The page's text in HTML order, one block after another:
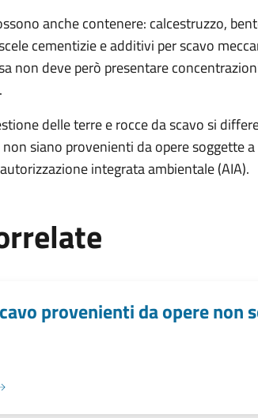
anche contenere: calcestruzzo,
cementizie e additivi per scavo
non deve però presentare
delle terre e rocce da scavo si
siano provenienti da opere soggette
integrata ambientale (AIA).
provenienti da opere non